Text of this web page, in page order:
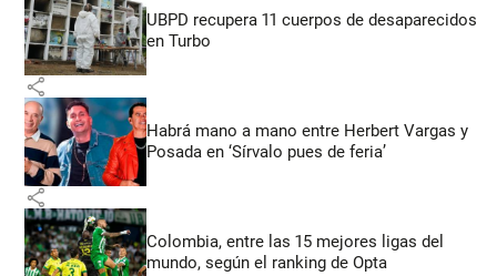
UBPD recupera 11 cuerpos de desaparecidos
en Turbo
share
Habrá mano a mano entre Herbert Vargas y
Posada en ‘Sírvalo pues de feria’
share
Colombia, entre las 15 mejores ligas del
mundo, según el ranking de Opta